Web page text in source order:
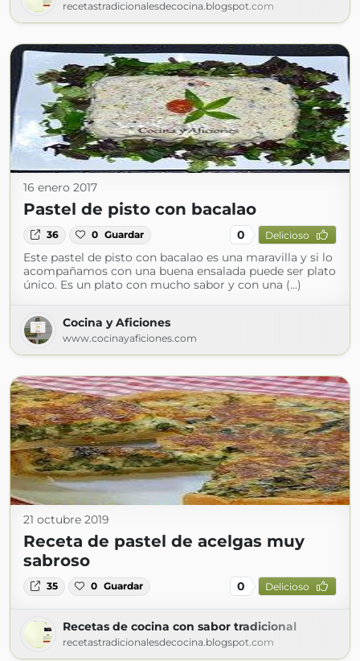
recetastradicionalesdecocina.blogspot.com
16 enero 2017
Pastel de pisto con bacalao
36 0 Guardar 0 Delicioso
Este pastel de pisto con bacalao es una maravilla y si lo
acompañamos con una buena ensalada puede ser plato
único. Es un plato con mucho sabor y con una (...)
Cocina y Aficiones
www.cocinayaficiones.com
21 octubre 2019
Receta de pastel de acelgas muy
sabroso
35 0 Guardar 0 Delicioso
Recetas de cocina con sabor tradicional
recetastradicionalesdecocina.blogspot.com